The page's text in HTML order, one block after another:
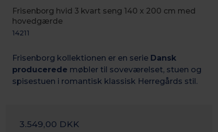
Frisenborg hvid 3 kvart seng 140 x 200 cm med
hovedgærde
14211
Frisenborg kollektionen er en serie Dansk
producerede møbler til soveværelset, stuen og
spisestuen i romantisk klassisk Herregårds stil.
3.549,00 DKK